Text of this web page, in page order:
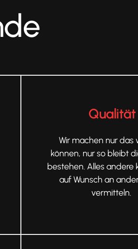
Qualität
Wir machen nur das
können, nur so bleibt
bestehen. Alles andere
auf Wunsch an
vermitteln.